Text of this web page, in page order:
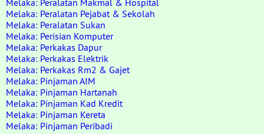
Melaka: Peralatan Makmal & Hospital
Melaka: Peralatan Pejabat & Sekolah
Melaka: Peralatan Sukan
Melaka: Perisian Komputer
Melaka: Perkakas Dapur
Melaka: Perkakas Elektrik
Melaka: Perkakas Rm2 & Gajet
Melaka: Pinjaman AIM
Melaka: Pinjaman Hartanah
Melaka: Pinjaman Kad Kredit
Melaka: Pinjaman Kereta
Melaka: Pinjaman Peribadi